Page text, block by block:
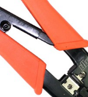
Se você está
não
fabricados com
lâminas afiadas e
com